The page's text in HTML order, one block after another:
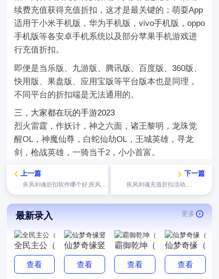
续费充值获得充值折扣，这才是最关键的；萌耍App
适用于小米手机版，华为手机版，vivo手机版，oppo
手机版等各安卓手机系统以及部分苹果手机游戏进
行充值折扣。
即便是当乐版、九游版、腾讯版、百度版、360版、
快用版、果盘版、应用宝版等平台版本也是同理，
不同平台的折扣端是无法通用的。
三，大家都在玩的手游2023
烈火雷霆，作妖计，神之六面，诸王黎明，龙珠觉
醒OL，神魔仙尊，白蛇仙劫OL，王城英雄，寻龙
剑，枪战英雄，一骑当千2，小小首富。
上一篇
疾风剑魂折扣软件哪个好,疾风剑魂哪个平台有折扣
下一篇
最新录入 更多
全民主公（0.1折免费版）
查看
仙梦奇缘竖版
查看
霸御乾坤（0.1折送千张648
查看
仙梦奇缘（
查看